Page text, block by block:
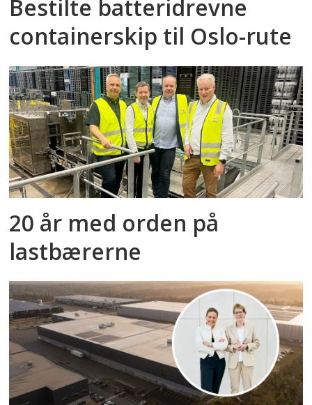
Bestilte batteridrevne
containerskip til Oslo-rute
20 år med orden på
lastbærerne